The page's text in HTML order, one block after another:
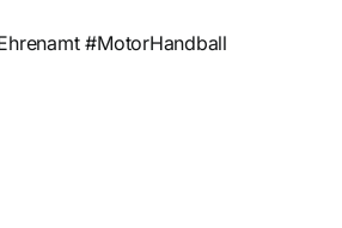
#MotorHandball